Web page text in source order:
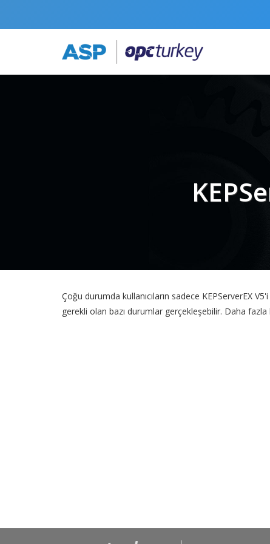
Çoğu durumda kullanıcıların sadece KEPServerEX
gerekli olan bazı durumlar gerçekleşebilir. Daha fazla